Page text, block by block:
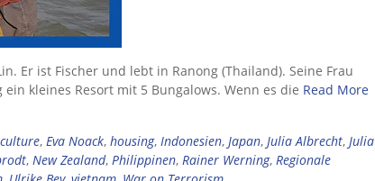
Er ist Fischer und lebt in Ranong (Thailand). Seine Frau
kleines Resort mit 5 Bungalows. Wenn es die Read More
culture, Eva Noack, housing, Indonesien, Japan, Julia Albrecht, Julia
, New Zealand, Philippinen, Rainer Werning, Regionale